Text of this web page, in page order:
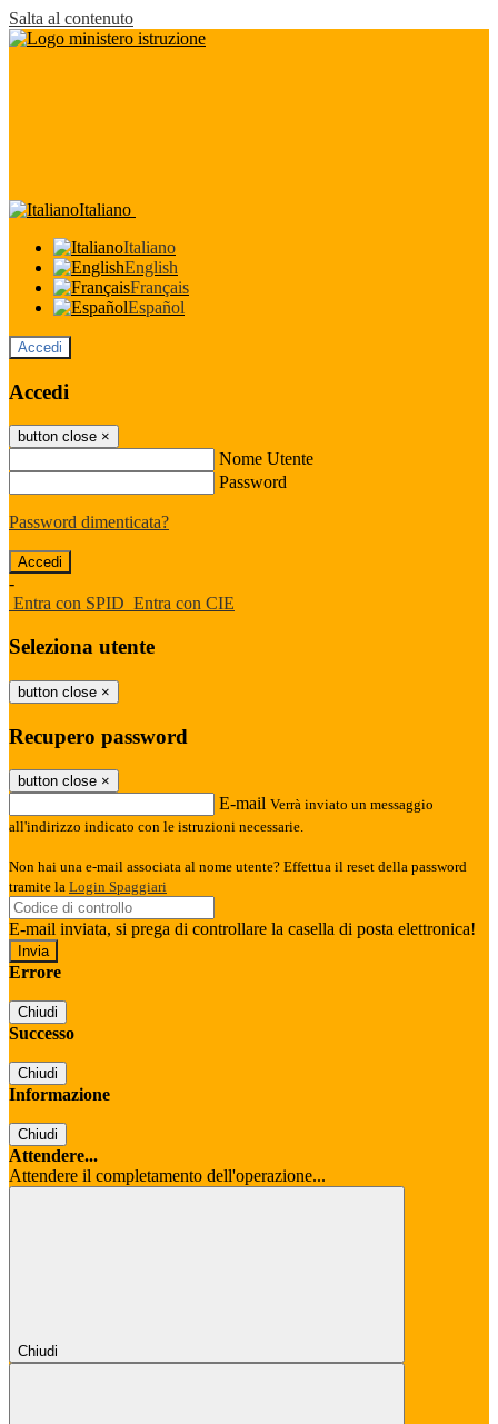
Salta al contenuto
Italiano
Italiano
English
Français
Español
Accedi
Accedi
button close ×
Nome Utente
Password
Password dimenticata?
-
Entra con SPID Entra con CIE
Seleziona utente
button close ×
Recupero password
button close ×
E-mail Verrà inviato un messaggio
all'indirizzo indicato con le istruzioni necessarie.
Non hai una e-mail associata al nome utente? Effettua il reset della password
tramite la Login Spaggiari
E-mail inviata, si prega di controllare la casella di posta elettronica!
Errore
Chiudi
Successo
Chiudi
Informazione
Chiudi
Attendere...
Attendere il completamento dell'operazione...
Chiudi